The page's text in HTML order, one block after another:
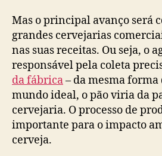
Mas o principal avanço será
grandes cervejarias
nas suas receitas. Ou seja, o
responsável pela coleta
da fábrica– da mesma
mundo ideal, o pão viria da
cervejaria. O processo de
importante para o impacto
cerveja.